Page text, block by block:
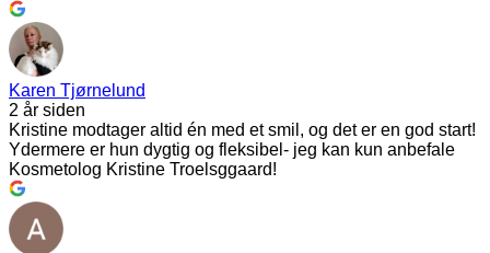
Karen Tjørnelund
2 år siden
Kristine modtager altid én med et smil, og det er en god start!
Ydermere er hun dygtig og fleksibel- jeg kan kun anbefale
Kosmetolog Kristine Troelsggaard!